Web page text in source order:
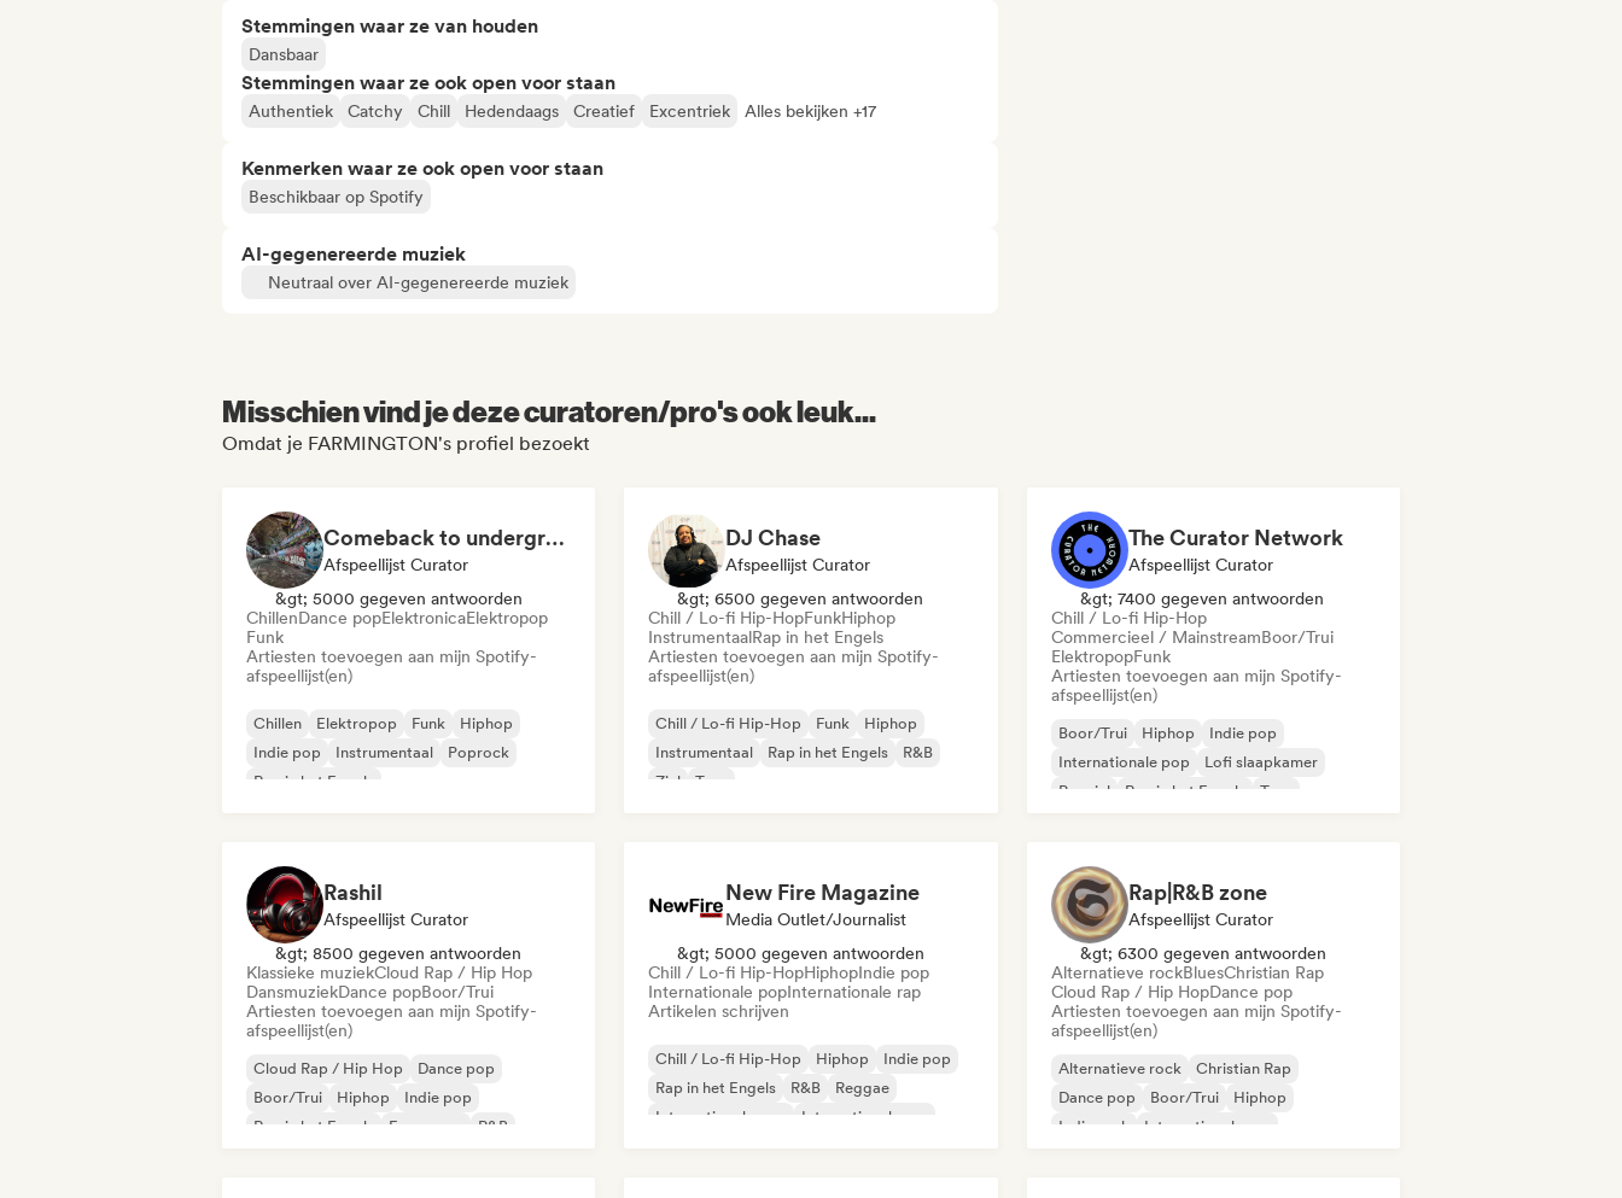
Stemmingen waar ze van houden
Dansbaar
Stemmingen waar ze ook open voor staan
Authentiek Catchy Chill Hedendaags Creatief Excentriek Alles bekijken +17
Kenmerken waar ze ook open voor staan
Beschikbaar op Spotify
AI-gegenereerde muziek
Neutraal over AI-gegenereerde muziek
Misschien vind je deze curatoren/pro's ook leuk...
Omdat je FARMINGTON's profiel bezoekt
Comeback to underground
Afspeellijst Curator
&gt; 5000 gegeven antwoorden
ChillenDance popElektronicaElektropop
Funk
Artiesten toevoegen aan mijn Spotify-
afspeellijst(en)
Chillen Elektropop Funk
Hiphop
Indie pop
Instrumentaal
Poprock
Rap in het Engels
DJ Chase
Afspeellijst Curator
&gt; 6500 gegeven antwoorden
Chill / Lo-fi Hip-HopFunkHiphop
InstrumentaalRap in het Engels
Artiesten toevoegen aan mijn Spotify-
afspeellijst(en)
Chill / Lo-fi Hip-Hop Funk
Hiphop
Instrumentaal
Rap in het Engels
R&B
Ziel
Trap
The Curator Network
Afspeellijst Curator
&gt; 7400 gegeven antwoorden
Chill / Lo-fi Hip-Hop
Commercieel / MainstreamBoor/Trui
ElektropopFunk
Artiesten toevoegen aan mijn Spotify-
afspeellijst(en)
Boor/Trui Hiphop
Indie pop
Internationale pop
Lofi slaapkamer
Popziel
Rap in het Engels Trap
Rashil
Afspeellijst Curator
&gt; 8500 gegeven antwoorden
Klassieke muziekCloud Rap / Hip Hop
DansmuziekDance popBoor/Trui
Artiesten toevoegen aan mijn Spotify-
afspeellijst(en)
Cloud Rap / Hip Hop
Dance pop
Boor/Trui
Hiphop
Indie pop
Rap in het Engels
Franse rap R&B
New Fire Magazine
Media Outlet/Journalist
&gt; 5000 gegeven antwoorden
Chill / Lo-fi Hip-HopHiphopIndie pop
Internationale popInternationale rap
Artikelen schrijven
Chill / Lo-fi Hip-Hop Hiphop
Indie pop
Rap in het Engels
R&B
Reggae
Internationale pop
Internationale rap
Rap|R&B zone
Afspeellijst Curator
&gt; 6300 gegeven antwoorden
Alternatieve rockBluesChristian Rap
Cloud Rap / Hip HopDance pop
Artiesten toevoegen aan mijn Spotify-
afspeellijst(en)
Alternatieve rock
Christian Rap
Dance pop
Boor/Trui
Hiphop
Indie rock
Internationale rap